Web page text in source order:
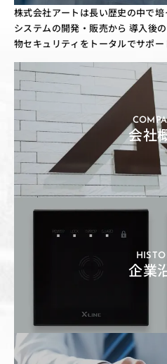
株式会社アートは長い歴史の中で
システムの開発・販売から 導入後
物セキュリティをトータルでサポー
会社
企業